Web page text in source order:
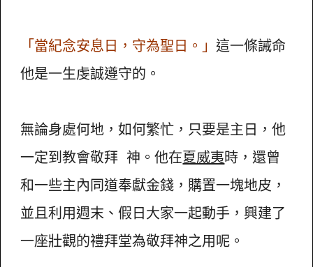
「當紀念安息日，守為聖日。」這一條誡命
他是一生虔誠遵守的。
無論身處何地，如何繁忙，只要是主日，他
一定到教會敬拜 神。他在夏威夷時，還曾
和一些主內同道奉獻金錢，購置一塊地皮，
並且利用週末、假日大家一起動手，興建了
一座壯觀的禮拜堂為敬拜神之用呢。